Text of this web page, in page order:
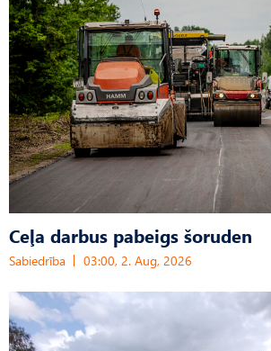
Ceļa darbus pabeigs šoruden
Sabiedrība 03:00, 2. Aug, 2026